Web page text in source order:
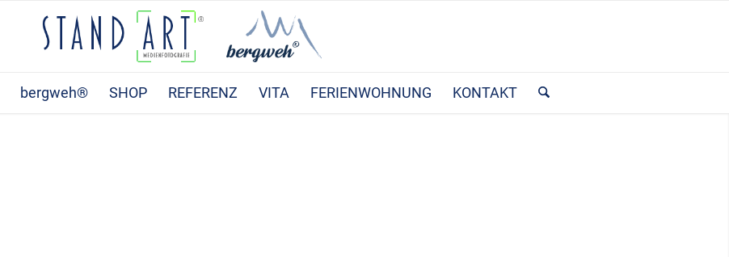
bergweh® SHOP REFERENZ VITA FERIENWOHNUNG KONTAKT